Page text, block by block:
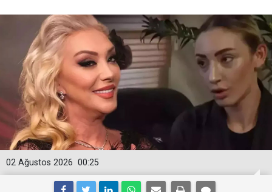
00:25
02 Ağustos 2026